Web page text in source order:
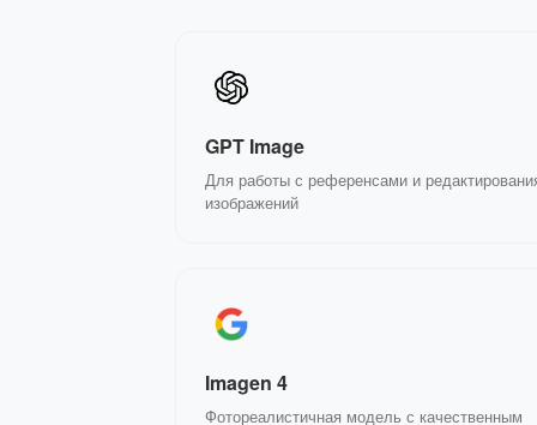
GPT Image
Для работы с референсами и
изображений
Imagen 4
Фотореалистичная модель с качественным